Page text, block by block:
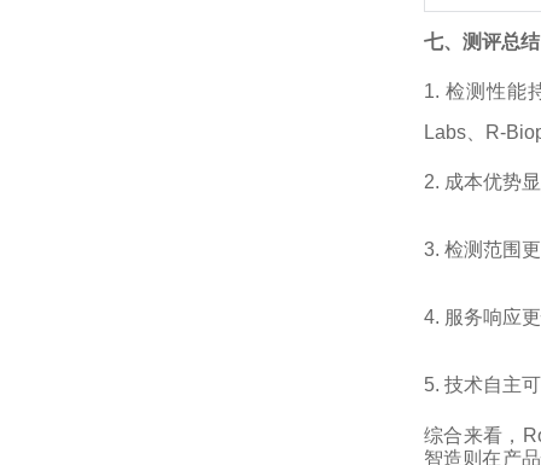
七、测评总结
1.检测性能
Labs、R-
2. 成本优势
3.检测范围
4. 服务响应
5.技术自主
综合来看，
智造则在产